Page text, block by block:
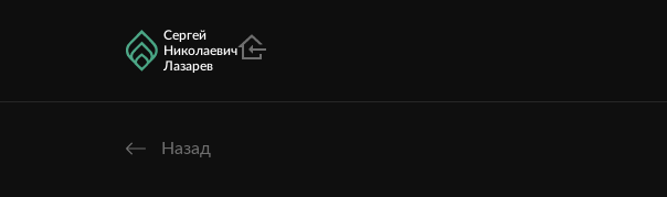
Сергей
Николаевич
Лазарев
Назад